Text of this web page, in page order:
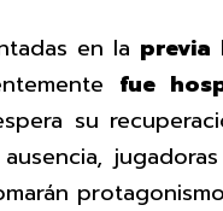
en la previa
fue
su